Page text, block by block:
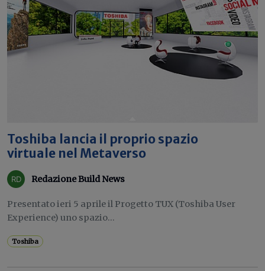
Toshiba lancia il proprio spazio
virtuale nel Metaverso
Redazione Build News
Presentato ieri 5 aprile il Progetto TUX (Toshiba User
Experience) uno spazio...
Toshiba